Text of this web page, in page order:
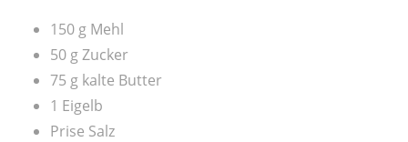
150 g Mehl
50 g Zucker
75 g kalte Butter
1 Eigelb
Prise Salz